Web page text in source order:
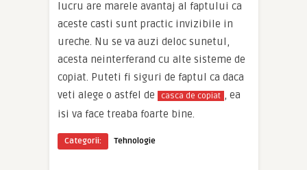
lucru are marele avantaj al faptului ca
aceste casti sunt practic invizibile in
ureche. Nu se va auzi deloc sunetul,
acesta neinterferand cu alte sisteme de
copiat. Puteti fi siguri de faptul ca daca
veti alege o astfel de
casca de copiat , ea
isi va face treaba foarte bine.
Categorii: Tehnologie